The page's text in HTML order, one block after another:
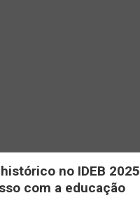
no IDEB 2025
com a educação